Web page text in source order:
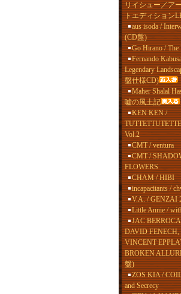
リイシュー／ア
トエディション
aus isoda /
(CD盤)
Go Hirano / The
Fernando
Legendary
盤仕様CD)
Maher Shalal
嘘の風土記
KEN KEN /
Vol.2
CMT / ventura
CMT /
FLOWERS
CHAM / HIBI
incapacitants /
V.A. / GENZAI
Little Annie /
JAC
DAVID FENECH,
VINCENT
BROKEN
盤)
ZOS KIA /
and Secrecy